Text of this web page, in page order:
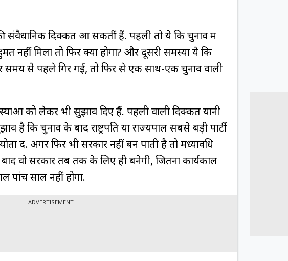
संवैधानिक दिक्कतें आ सकतीं हैं. पहली तो ये कि चुनाव में
नहीं मिला तो फिर क्या होगा? और दूसरी समस्या ये कि
समय से पहले गिर गई, तो फिर से एक साथ-एक चुनाव वाली
को लेकर भी सुझाव दिए हैं. पहली वाली दिक्कत यानी
है कि चुनाव के बाद राष्ट्रपति या राज्यपाल सबसे बड़ी पार्टी
दें. अगर फिर भी सरकार नहीं बन पाती है तो मध्यावधि
वो सरकार तब तक के लिए ही बनेगी, जितना कार्यकाल
पांच साल नहीं होगा.
ADVERTISEMENT